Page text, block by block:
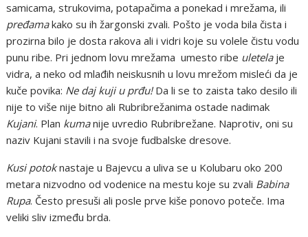
samicama, strukovima, potapačima a ponekad i mrežama, ili
pređamakako su ih žargonski zvali. Pošto je voda bila čista i
prozirna bilo je dosta rakova ali i vidri koje su volele čistu vodu
punu ribe. Pri jednom lovu mrežama umesto ribe uletelaje
vidra, a neko od mlađih neiskusnih u lovu mrežom misleći da je
kuče povika: Ne daj kuji u prđu!Da li se to zaista tako desilo ili
nije to više nije bitno ali Rubribrežanima ostade nadimak
Kujani. Plan kumanije uvredio Rubribrežane. Naprotiv, oni su
naziv Kujani stavili i na svoje fudbalske dresove.
Kusi potoknastaje u Bajevcu a uliva se u Kolubaru oko 200
metara nizvodno od vodenice na mestu koje su zvali Babina
Rupa. Često presuši ali posle prve kiše ponovo poteče. Ima
veliki sliv između brda.